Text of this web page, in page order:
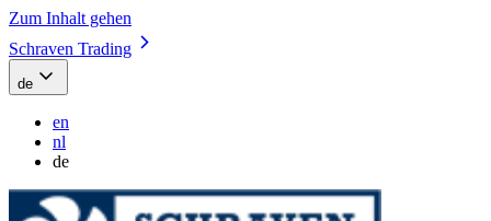
Zum Inhalt gehen
Schraven Trading
de
en
nl
de